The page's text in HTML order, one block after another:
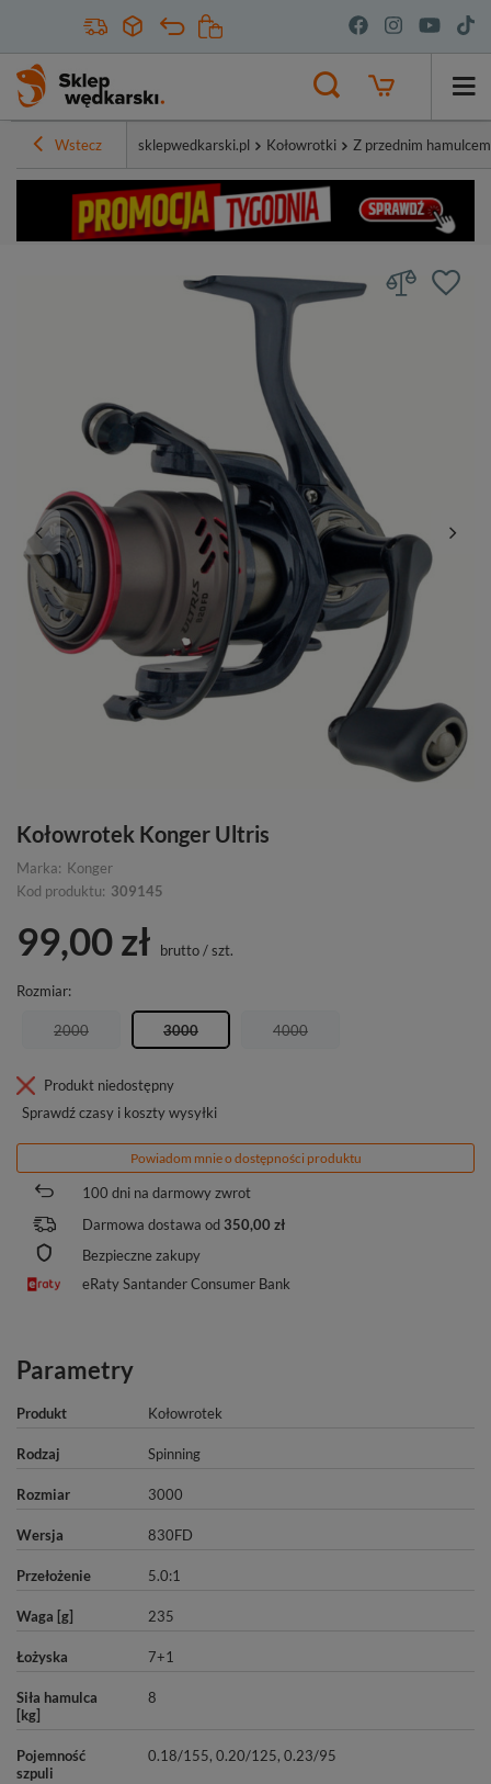
Wstecz sklepwedkarski.pl Kołowrotki Z przednim hamulcem
Kołowrotek Konger Ultris
Marka: Konger
Kod produktu: 309145
99,00 zł brutto/szt.
Rozmiar
2000 3000 4000
Produkt niedostępny
Sprawdź czasy i koszty wysyłki
Powiadom mnie o dostępności produktu
100 dni na darmowy zwrot
Darmowa dostawa od 350,00 zł
Bezpieczne zakupy
eRaty Santander Consumer Bank
Parametry
Produkt Kołowrotek
Rodzaj Spinning
Rozmiar 3000
Wersja 830FD
Przełożenie 5.0:1
Waga [g] 235
Łożyska 7+1
Siła hamulca
[kg]
8
Pojemność
szpuli
0.18/155, 0.20/125, 0.23/95